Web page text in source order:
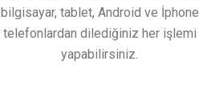
bilgisayar, tablet, Android ve İphone
telefonlardan dilediğiniz her işlemi
yapabilirsiniz.